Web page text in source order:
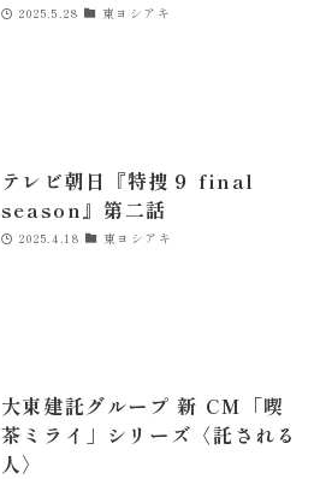
2025.5.28 東ヨシアキ
テレビ朝日『特捜９ final
season』第二話
2025.4.18 東ヨシアキ
大東建託グループ 新 CM「喫
茶ミライ」シリーズ〈託される
人〉